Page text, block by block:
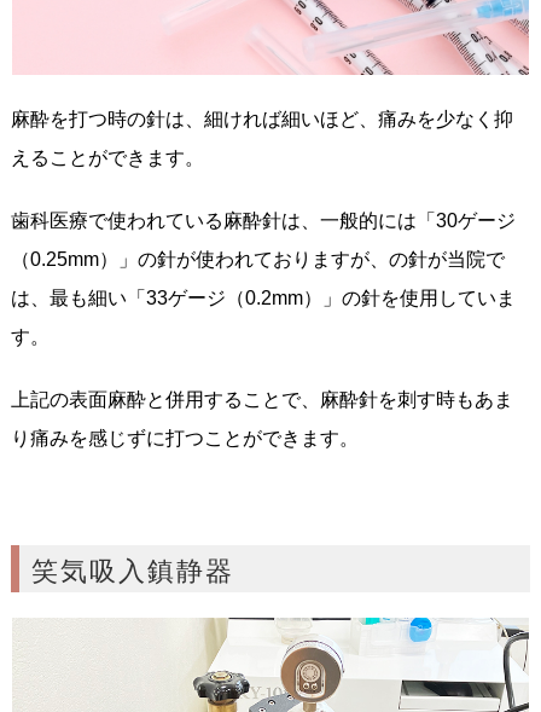
麻酔を打つ時の針は、細ければ細いほど、痛みを少なく抑
えることができます。
歯科医療で使われている麻酔針は、一般的には「30ゲージ
（0.25mm）」の針が使われておりますが、の針が当院で
は、最も細い「33ゲージ（0.2mm）」の針を使用していま
す。
上記の表面麻酔と併用することで、麻酔針を刺す時もあま
り痛みを感じずに打つことができます。
笑気吸入鎮静器